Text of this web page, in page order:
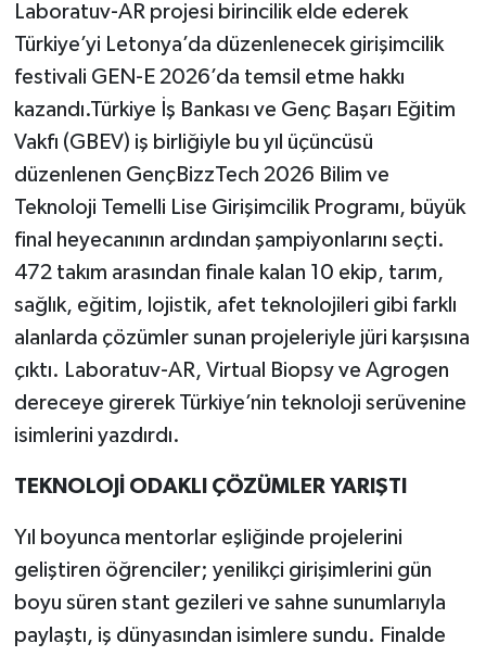
Laboratuv-AR projesi birincilik elde ederek
Türkiye’yi Letonya’da düzenlenecek girişimcilik
festivali GEN-E 2026’da temsil etme hakkı
kazandı.Türkiye İş Bankası ve Genç Başarı Eğitim
Vakfı (GBEV) iş birliğiyle bu yıl üçüncüsü
düzenlenen GençBizzTech 2026 Bilim ve
Teknoloji Temelli Lise Girişimcilik Programı, büyük
final heyecanının ardından şampiyonlarını seçti.
472 takım arasından finale kalan 10 ekip, tarım,
sağlık, eğitim, lojistik, afet teknolojileri gibi farklı
alanlarda çözümler sunan projeleriyle jüri karşısına
çıktı. Laboratuv-AR, Virtual Biopsy ve Agrogen
dereceye girerek Türkiye’nin teknoloji serüvenine
isimlerini yazdırdı.
TEKNOLOJİ ODAKLI ÇÖZÜMLER YARIŞTI
Yıl boyunca mentorlar eşliğinde projelerini
geliştiren öğrenciler; yenilikçi girişimlerini gün
boyu süren stant gezileri ve sahne sunumlarıyla
paylaştı, iş dünyasından isimlere sundu. Finalde